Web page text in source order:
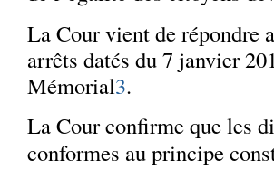
La Cour vient de répondre
arrêts datés du 7 janvier
Mémorial3.
La Cour confirme que les
conformes au principe